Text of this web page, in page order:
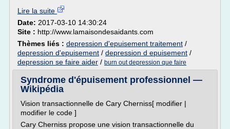
Lire la suite
Date: 2017-03-10 14:30:24
Site : http://www.lamaisondesaidants.com
Thèmes liés : depression d'epuisement traitement /
depression d'epuisement / depression d epuisement /
depression se faire aider / burn out depression que faire
Syndrome d'épuisement professionnel —
Wikipédia
Vision transactionnelle de Cary Cherniss[ modifier |
modifier le code ]
Cary Cherniss propose une vision transactionnelle du